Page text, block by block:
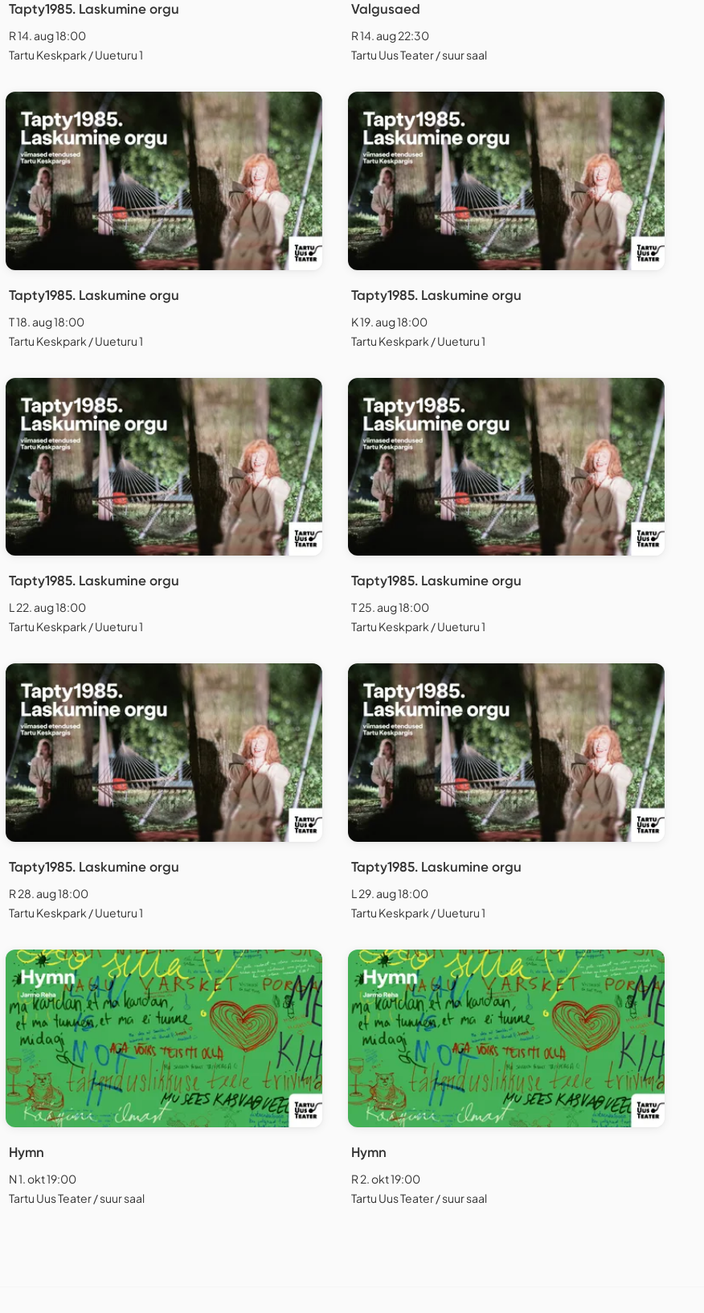
Tapty1985. Laskumine orgu
R 14. aug 18:00
Tartu Keskpark / Uueturu 1
Valgusaed
R 14. aug 22:30
Tartu Uus Teater / suur saal
Tapty1985. Laskumine orgu
T 18. aug 18:00
Tartu Keskpark / Uueturu 1
Tapty1985. Laskumine orgu
K 19. aug 18:00
Tartu Keskpark / Uueturu 1
Tapty1985. Laskumine orgu
L 22. aug 18:00
Tartu Keskpark / Uueturu 1
Tapty1985. Laskumine orgu
T 25. aug 18:00
Tartu Keskpark / Uueturu 1
Tapty1985. Laskumine orgu
R 28. aug 18:00
Tartu Keskpark / Uueturu 1
Tapty1985. Laskumine orgu
L 29. aug 18:00
Tartu Keskpark / Uueturu 1
Hymn
N 1. okt 19:00
Tartu Uus Teater / suur saal
Hymn
R 2. okt 19:00
Tartu Uus Teater / suur saal